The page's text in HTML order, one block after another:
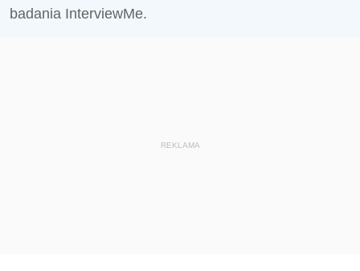
badania InterviewMe.
REKLAMA